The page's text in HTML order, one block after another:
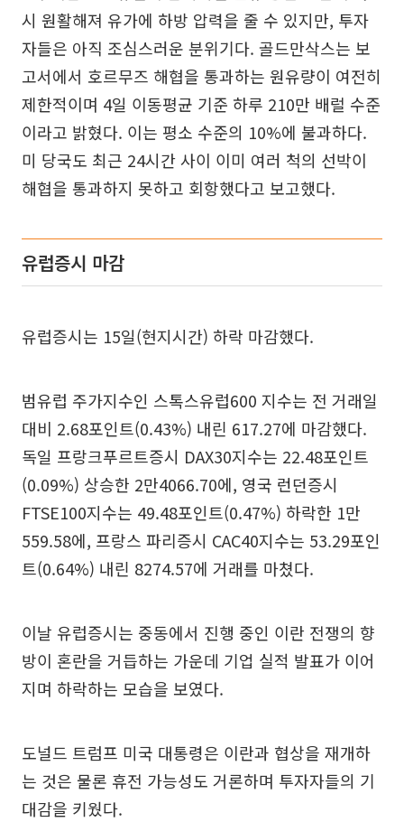
시 원활해져 유가에 하방 압력을 줄 수 있지만, 투자
자들은 아직 조심스러운 분위기다. 골드만삭스는 보
고서에서 호르무즈 해협을 통과하는 원유량이 여전히
제한적이며 4일 이동평균 기준 하루 210만 배럴 수준
이라고 밝혔다. 이는 평소 수준의 10%에 불과하다.
미 당국도 최근 24시간 사이 이미 여러 척의 선박이
해협을 통과하지 못하고 회항했다고 보고했다.
유럽증시 마감
유럽증시는 15일(현지시간) 하락 마감했다.
범유럽 주가지수인 스톡스유럽600 지수는 전 거래일
대비 2.68포인트(0.43%) 내린 617.27에 마감했다.
독일 프랑크푸르트증시 DAX30지수는 22.48포인트
(0.09%) 상승한 2만4066.70에, 영국 런던증시
FTSE100지수는 49.48포인트(0.47%) 하락한 1만
559.58에, 프랑스 파리증시 CAC40지수는 53.29포인
트(0.64%) 내린 8274.57에 거래를 마쳤다.
이날 유럽증시는 중동에서 진행 중인 이란 전쟁의 향
방이 혼란을 거듭하는 가운데 기업 실적 발표가 이어
지며 하락하는 모습을 보였다.
도널드 트럼프 미국 대통령은 이란과 협상을 재개하
는 것은 물론 휴전 가능성도 거론하며 투자자들의 기
대감을 키웠다.